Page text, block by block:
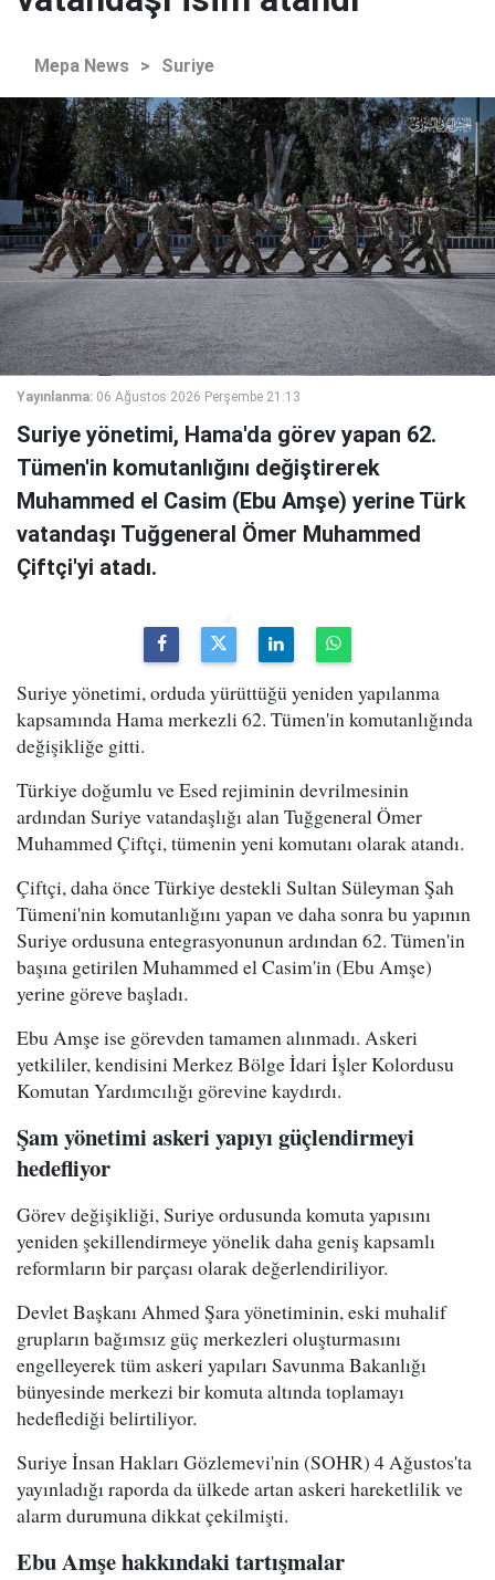
Mepa News > Suriye
Yayınlanma: 06 Ağustos 2026 Perşembe 21:13
Suriye yönetimi, Hama'da görev yapan 62.
Tümen'in komutanlığını değiştirerek
Muhammed el Casim (Ebu Amşe) yerine Türk
vatandaşı Tuğgeneral Ömer Muhammed
Çiftçi'yi atadı.
Suriye yönetimi, orduda yürüttüğü yeniden yapılanma
kapsamında Hama merkezli 62. Tümen'in komutanlığında
değişikliğe gitti.
Türkiye doğumlu ve Esed rejiminin devrilmesinin
ardından Suriye vatandaşlığı alan Tuğgeneral Ömer
Muhammed Çiftçi, tümenin yeni komutanı olarak atandı.
Çiftçi, daha önce Türkiye destekli Sultan Süleyman Şah
Tümeni'nin komutanlığını yapan ve daha sonra bu yapının
Suriye ordusuna entegrasyonunun ardından 62. Tümen'in
başına getirilen Muhammed el Casim'in (Ebu Amşe)
yerine göreve başladı.
Ebu Amşe ise görevden tamamen alınmadı. Askeri
yetkililer, kendisini Merkez Bölge İdari İşler Kolordusu
Komutan Yardımcılığı görevine kaydırdı.
Şam yönetimi askeri yapıyı güçlendirmeyi
hedefliyor
Görev değişikliği, Suriye ordusunda komuta yapısını
yeniden şekillendirmeye yönelik daha geniş kapsamlı
reformların bir parçası olarak değerlendiriliyor.
Devlet Başkanı Ahmed Şara yönetiminin, eski muhalif
grupların bağımsız güç merkezleri oluşturmasını
engelleyerek tüm askeri yapıları Savunma Bakanlığı
bünyesinde merkezi bir komuta altında toplamayı
hedeflediği belirtiliyor.
Suriye İnsan Hakları Gözlemevi'nin (SOHR) 4 Ağustos'ta
yayınladığı raporda da ülkede artan askeri hareketlilik ve
alarm durumuna dikkat çekilmişti.
Ebu Amşe hakkındaki tartışmalar